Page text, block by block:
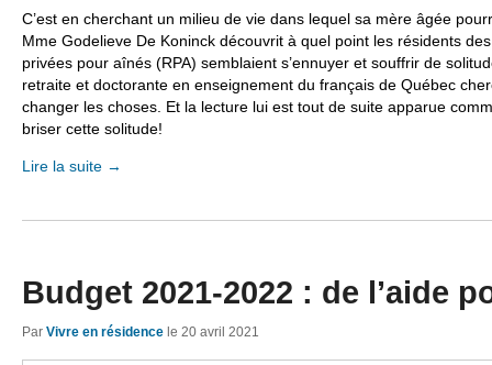
C’est en cherchant un milieu de vie dans lequel sa mère âgée
Mme Godelieve De Koninck découvrit à quel point les résidents
privées pour aînés (RPA) semblaient s’ennuyer et souffrir de
retraite et doctorante en enseignement du français de Québec
changer les choses. Et la lecture lui est tout de suite apparue
briser cette solitude!
Lire la suite →
Budget 2021-2022 : de l’aide
Par Vivre en résidence le 20 avril 2021